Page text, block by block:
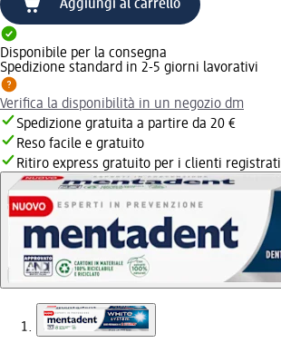
Aggiungi al carrello
Disponibile per la consegna
Spedizione standard in 2-5 giorni lavorativi
Verifica la disponibilità in un negozio dm
Spedizione gratuita a partire da 20 €
Reso facile e gratuito
Ritiro express gratuito per i clienti registrati